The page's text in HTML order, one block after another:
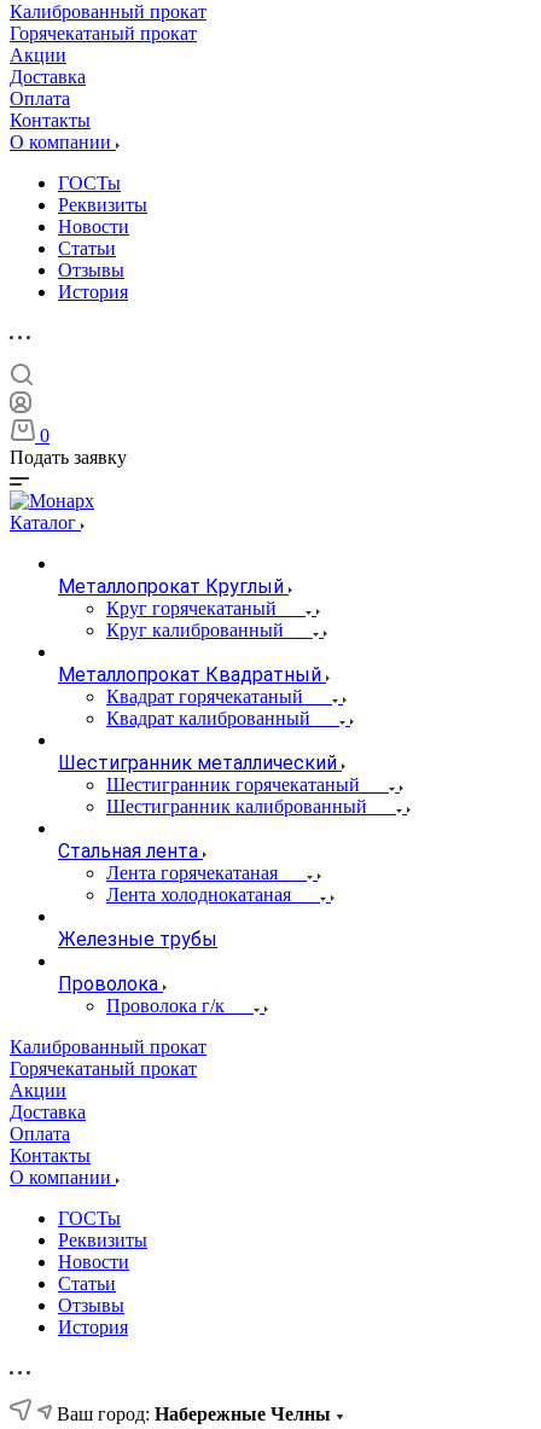
Калиброванный прокат
Горячекатаный прокат
Акции
Доставка
Оплата
Контакты
О компании
ГОСТы
Реквизиты
Новости
Статьи
Отзывы
История
0
Подать заявку
Каталог
Металлопрокат Круглый
Круг горячекатаный
Круг калиброванный
Металлопрокат Квадратный
Квадрат горячекатаный
Квадрат калиброванный
Шестигранник металлический
Шестигранник горячекатаный
Шестигранник калиброванный
Стальная лента
Лента горячекатаная
Лента холоднокатаная
Железные трубы
Проволока
Проволока г/к
Калиброванный прокат
Горячекатаный прокат
Акции
Доставка
Оплата
Контакты
О компании
ГОСТы
Реквизиты
Новости
Статьи
Отзывы
История
Ваш город: Набережные Челны